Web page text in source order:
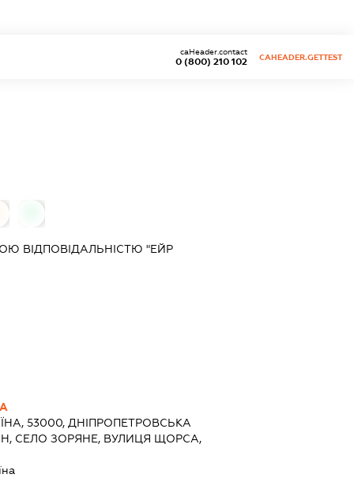
0 (800) 210 102
caHeader.contact
CAHEADER.GETTEST
ВІДПОВІДАЛЬНІСТЮ "ЕЙР
53000, ДНІПРОПЕТРОВСЬКА
СЕЛО ЗОРЯНЕ, ВУЛИЦЯ ЩОРСА,